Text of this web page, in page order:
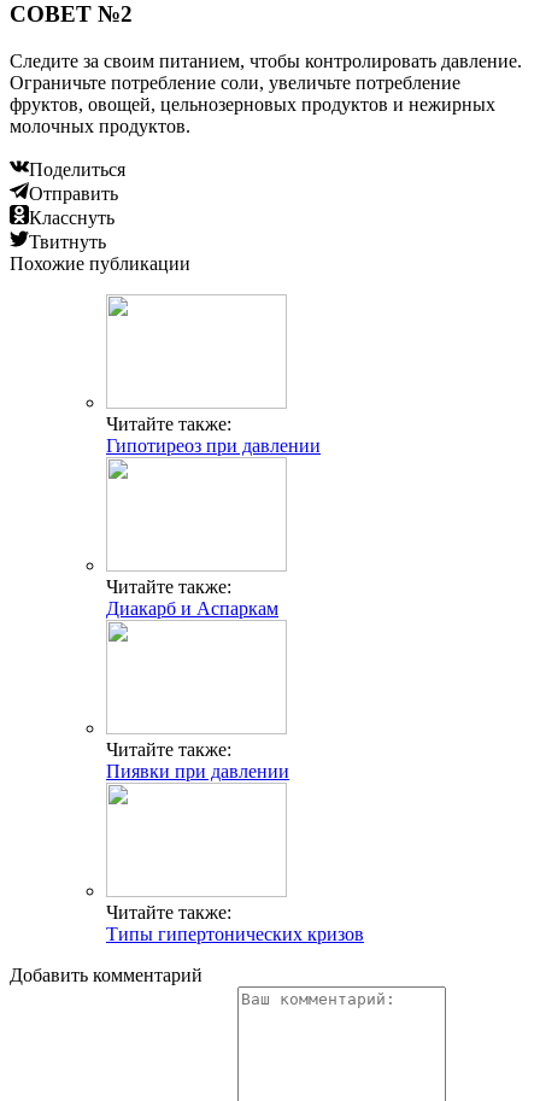
СОВЕТ №2
Следите за своим питанием, чтобы контролировать давление.
Ограничьте потребление соли, увеличьте потребление
фруктов, овощей, цельнозерновых продуктов и нежирных
молочных продуктов.
Поделиться
Отправить
Класснуть
Твитнуть
Похожие публикации
Читайте также:
Гипотиреоз при давлении
Читайте также:
Диакарб и Аспаркам
Читайте также:
Пиявки при давлении
Читайте также:
Типы гипертонических кризов
Добавить комментарий